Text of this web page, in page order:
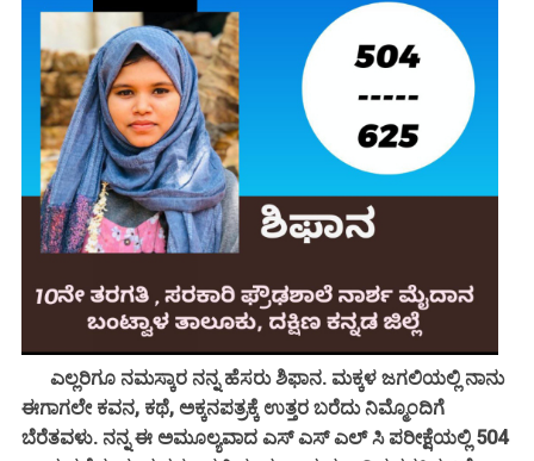
ಎಲ್ಲರಿಗೂ ನಮಸ್ಕಾರ ನನ್ನ ಹೆಸರು ಶಿಫಾನ. ಮಕ್ಕಳ ಜಗಲಿಯಲ್ಲಿ ನಾನು
ಈಗಾಗಲೇ ಕವನ, ಕಥೆ, ಅಕ್ಕನಪತ್ರಕ್ಕೆ ಉತ್ತರ ಬರೆದು ನಿಮ್ಮೊಂದಿಗೆ
ಬೆರೆತವಳು. ನನ್ನ ಈ ಅಮೂಲ್ಯವಾದ ಎಸ್ ಎಸ್ ಎಲ್ ಸಿ ಪರೀಕ್ಷೆಯಲ್ಲಿ 504